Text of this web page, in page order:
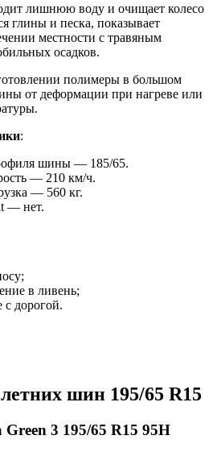
лишнюю воду и очищает колесо
глины и песка, показывает
местности с травяным
осадков.
полимеры в большом
от деформации при нагреве или
:
шины — 185/65.
— 210 км/ч.
— 560 кг.
— нет.
в ливень;
с дорогой.
шин 195/65 R15
3 195/65 R15 95H